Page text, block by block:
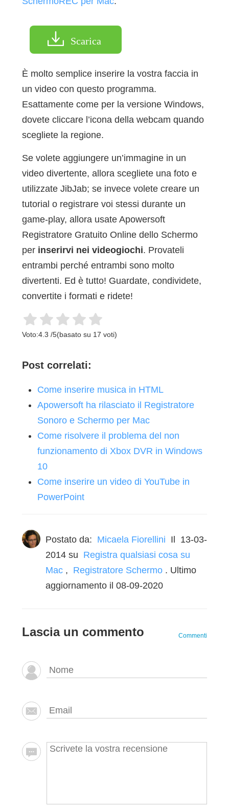
Scarica
È molto semplice inserire la vostra faccia in
un video con questo programma.
Esattamente come per la versione Windows,
dovete cliccare l’icona della webcam quando
scegliete la regione.
Se volete aggiungere un’immagine in un
video divertente, allora scegliete una foto e
utilizzate JibJab; se invece volete creare un
tutorial o registrare voi stessi durante un
game-play, allora usate Apowersoft
Registratore Gratuito Online dello Schermo
per inserirvi nei videogiochi. Provateli
entrambi perché entrambi sono molto
divertenti. Ed è tutto! Guardate, condividete,
convertite i formati e ridete!
Voto:4.3 /5(basato su 17 voti)
Post correlati:
Come inserire musica in HTML
Apowersoft ha rilasciato il Registratore
Sonoro e Schermo per Mac
Come risolvere il problema del non
funzionamento di Xbox DVR in Windows
10
Come inserire un video di YouTube in
PowerPoint
Postato da: Micaela Fiorellini Il 13-03-
2014su Registra qualsiasi cosa su
Mac , Registratore Schermo . Ultimo
aggiornamento il 08-09-2020
Lascia un commento Commenti